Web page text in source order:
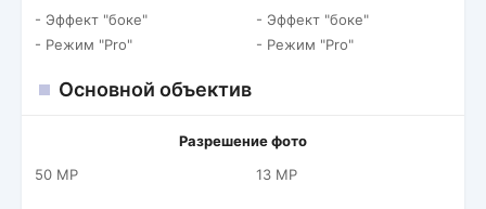
- Эффект "боке"
- Режим "Pro"
- Эффект "боке"
- Режим "Pro"
Основной объектив
Разрешение фото
50 MP
13 MP